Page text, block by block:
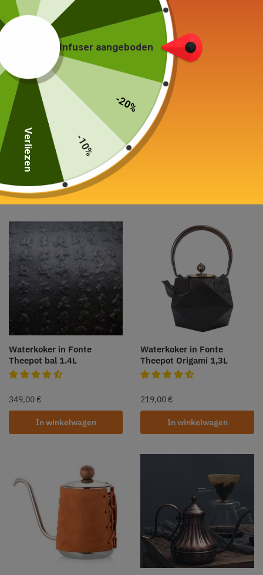
Rode geëmailleerde ketel
Inductie 2L
59,00
In winkelwagen
Waterkoker in Fonte
BAMBOU 1L
Waterkoker in Fonte
Theepot bal 1.4L
349,00 €
In winkelwagen
Waterkoker in Fonte
Theepot Origami 1,3L
219,00 €
In winkelwagen
Infuser aangeboden
-20%
-10%
Verliezen